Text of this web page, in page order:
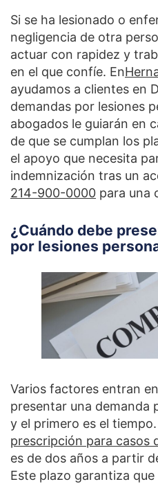
Si se ha lesionado o
negligencia de otra
actuar con rapidez y
en el que confíe. En
ayudamos a clientes en
demandas por lesiones
abogados le guiarán en
de que se cumplan los
el apoyo que necesita
indemnización tras un
214-900-0000 para una
¿Cuándo debe
por lesiones
Varios factores entran
presentar una demanda
y el primero es el
prescripción para casos
es de dos años a partir
Este plazo garantiza